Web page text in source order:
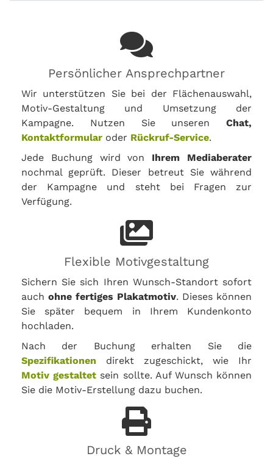
Persönlicher Ansprechpartner
Wir unterstützen Sie bei der Flächenauswahl,
Motiv-Gestaltung und Umsetzung der
Kampagne. Nutzen Sie unseren Chat,
Kontaktformular oder Rückruf-Service.
Jede Buchung wird von Ihrem Mediaberater
nochmal geprüft. Dieser betreut Sie während
der Kampagne und steht bei Fragen zur
Verfügung.
Flexible Motivgestaltung
Sichern Sie sich Ihren Wunsch-Standort sofort
auch ohne fertiges Plakatmotiv. Dieses können
Sie später bequem in Ihrem Kundenkonto
hochladen.
Nach der Buchung erhalten Sie die
Spezifikationen direkt zugeschickt, wie Ihr
Motiv gestaltet sein sollte. Auf Wunsch können
Sie die Motiv-Erstellung dazu buchen.
Druck & Montage